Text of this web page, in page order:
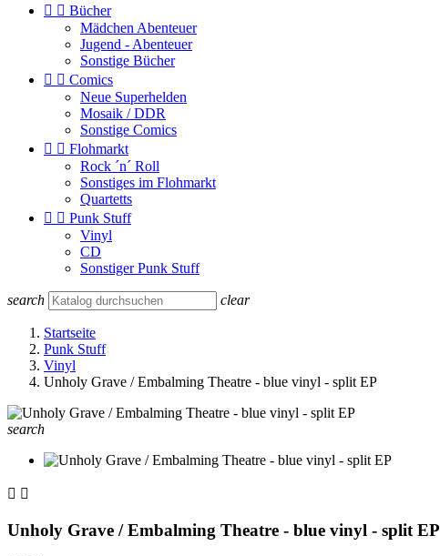
  Bücher
Mädchen Abenteuer
Jugend - Abenteuer
Sonstige Bücher
  Comics
Neue Superhelden
Mosaik / DDR
Sonstige Comics
  Flohmarkt
Rock ´n´ Roll
Sonstiges im Flohmarkt
Quartetts
  Punk Stuff
Vinyl
CD
Sonstiger Punk Stuff
search clear
Startseite
Punk Stuff
Vinyl
Unholy Grave / Embalming Theatre - blue vinyl - split EP
search
 
Unholy Grave / Embalming Theatre - blue vinyl - split EP